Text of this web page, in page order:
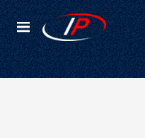
Kateqoriyalar